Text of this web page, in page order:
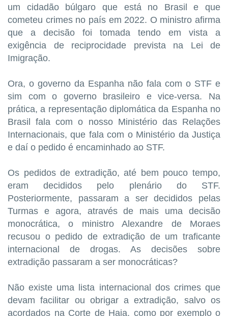
um cidadão búlgaro que está no Brasil e que
cometeu crimes no país em 2022. O ministro afirma
que a decisão foi tomada tendo em vista a
exigência de reciprocidade prevista na Lei de
Imigração.
Ora, o governo da Espanha não fala com o STF e
sim com o governo brasileiro e vice-versa. Na
prática, a representação diplomática da Espanha no
Brasil fala com o nosso Ministério das Relações
Internacionais, que fala com o Ministério da Justiça
e daí o pedido é encaminhado ao STF.
Os pedidos de extradição, até bem pouco tempo,
eram decididos pelo plenário do STF.
Posteriormente, passaram a ser decididos pelas
Turmas e agora, através de mais uma decisão
monocrática, o ministro Alexandre de Moraes
recusou o pedido de extradição de um traficante
internacional de drogas. As decisões sobre
extradição passaram a ser monocráticas?
Não existe uma lista internacional dos crimes que
devam facilitar ou obrigar a extradição, salvo os
acordados na Corte de Haia, como por exemplo o